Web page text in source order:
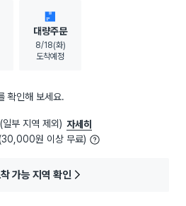
대량주문
8/18(화)
도착예정
확인해 보세요.
부 지역 제외) 자세히
원 이상 무료)
가능 지역 확인